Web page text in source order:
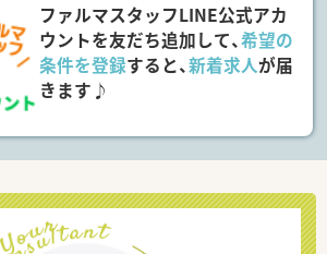
ファルマスタッフLINE公式アカ
ウントを友だち追加して、希望の
条件を登録すると、新着求人が届
きます♪